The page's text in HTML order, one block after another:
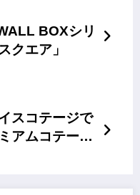
BOXシリ
クエア」
スコテージで
アムコテー